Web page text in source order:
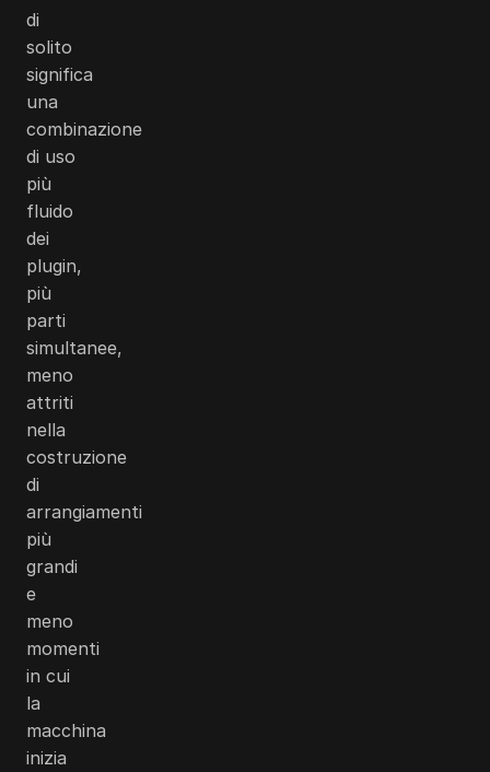
di
solito
significa
una
combinazione
di uso
più
fluido
dei
plugin,
più
parti
simultanee,
meno
attriti
nella
costruzione
di
arrangiamenti
più
grandi
e
meno
momenti
in cui
la
macchina
inizia